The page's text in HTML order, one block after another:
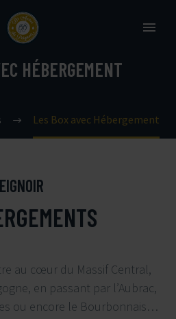
HÉBERGEMENT
Les Box avec Hébergement
au cœur du Massif Central,
en passant par l’Aubrac,
ou encore le Bourbonnais…